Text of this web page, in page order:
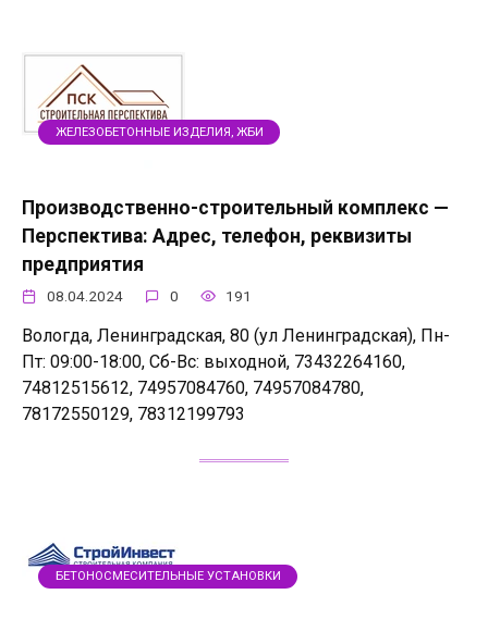
ЖЕЛЕЗОБЕТОННЫЕ ИЗДЕЛИЯ, ЖБИ
Производственно-строительный комплекс —
Перспектива: Адрес, телефон, реквизиты
предприятия
08.04.2024 0 191
Вологда, Ленинградская, 80 (ул Ленинградская), Пн-
Пт: 09:00-18:00, Сб-Вс: выходной, 73432264160,
74812515612, 74957084760, 74957084780,
78172550129, 78312199793
БЕТОНОСМЕСИТЕЛЬНЫЕ УСТАНОВКИ